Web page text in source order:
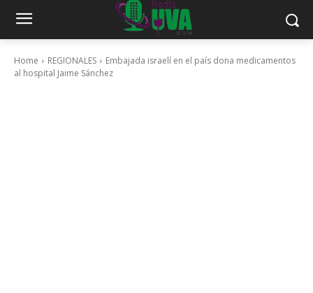
Home REGIONALES
Embajada israelí en el país dona medicamentos
al hospital Jaime Sánchez